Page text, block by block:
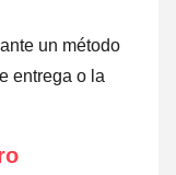
un método
entrega o la